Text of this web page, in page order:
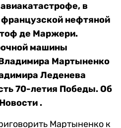
в
французской нефтяной
де Маржери.
машины
Мартыненко
Леденева
70-летия Победы. Об
.
Мартыненко к